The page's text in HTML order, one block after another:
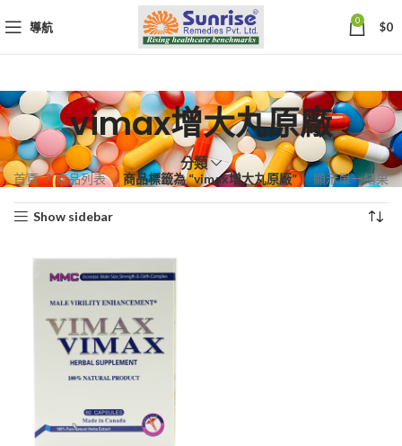
導航 0 $0
vimax增大丸原廠
分類
首頁 商品列表 商品標籤為 “vimax增大丸原廠” 顯示單一結果
Show sidebar